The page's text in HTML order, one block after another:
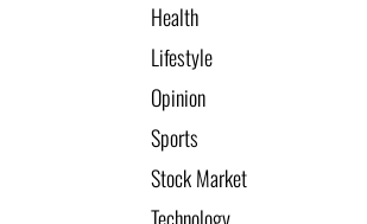
Health
Lifestyle
Opinion
Sports
Stock Market